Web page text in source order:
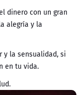
dinero con un gran
alegría y la
la sensualidad, si
en tu vida.